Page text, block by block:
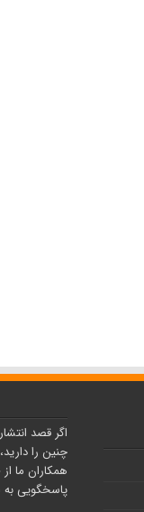
اگر قصد
چنین را
همکاران ما
پاسخگویی